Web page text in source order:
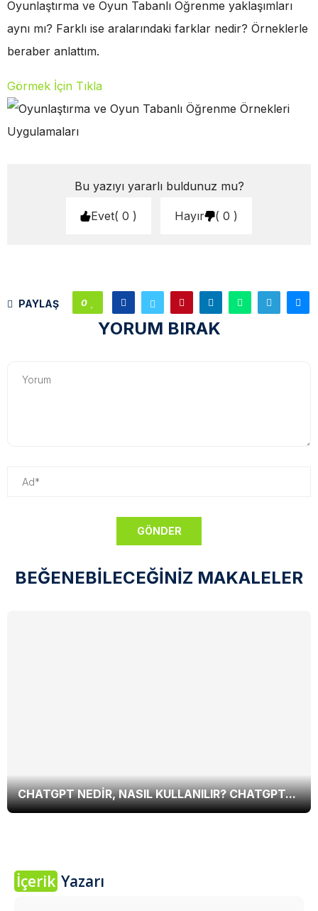
Oyunlaştırma ve Oyun Tabanlı Öğrenme yaklaşımları
aynı mı? Farklı ise aralarındaki farklar nedir? Örneklerle
beraber anlattım.
Görmek İçin Tıkla
Bu yazıyı yararlı buldunuz mu?
Evet 0 Hayır 0
PAYLAŞ 0
YORUM BIRAK
BEĞENEBİLECEĞİNİZ MAKALELER
CHATGPT NEDIR, NASIL KULLANILIR? CHATGPT...
İçerik Yazarı